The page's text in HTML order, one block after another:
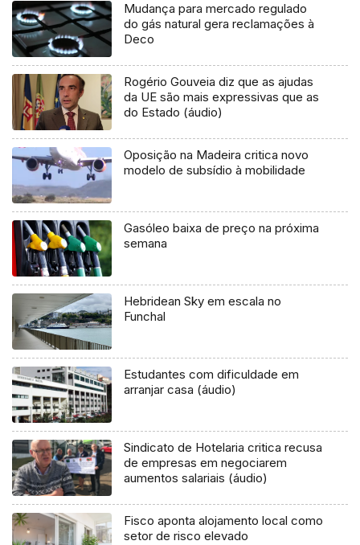
Mudança para mercado regulado
do gás natural gera reclamações à
Deco
Rogério Gouveia diz que as ajudas
da UE são mais expressivas que as
do Estado (áudio)
Oposição na Madeira critica novo
modelo de subsídio à mobilidade
Gasóleo baixa de preço na próxima
semana
Hebridean Sky em escala no
Funchal
Estudantes com dificuldade em
arranjar casa (áudio)
Sindicato de Hotelaria critica recusa
de empresas em negociarem
aumentos salariais (áudio)
Fisco aponta alojamento local como
setor de risco elevado